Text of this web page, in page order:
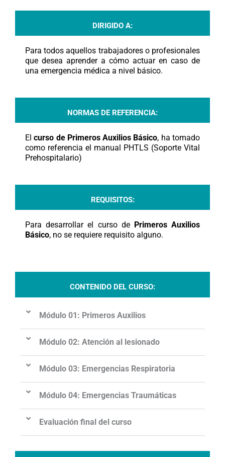
DIRIGIDO A:
Para todos aquellos trabajadores o profesionales
que desea aprender a cómo actuar en caso de
una emergencia médica a nivel básico.
NORMAS DE REFERENCIA:
Elcurso de Primeros Auxilios Básico, ha tomado
como referencia el manual PHTLS (Soporte Vital
Prehospitalario)
REQUISITOS:
Para desarrollar el curso de Primeros Auxilios
Básico, no se requiere requisito alguno.
CONTENIDO DEL CURSO:
Módulo 01: Primeros Auxilios
Módulo 02: Atención al lesionado
Módulo 03: Emergencias Respiratoria
Módulo 04: Emergencias Traumáticas
Evaluación final del curso